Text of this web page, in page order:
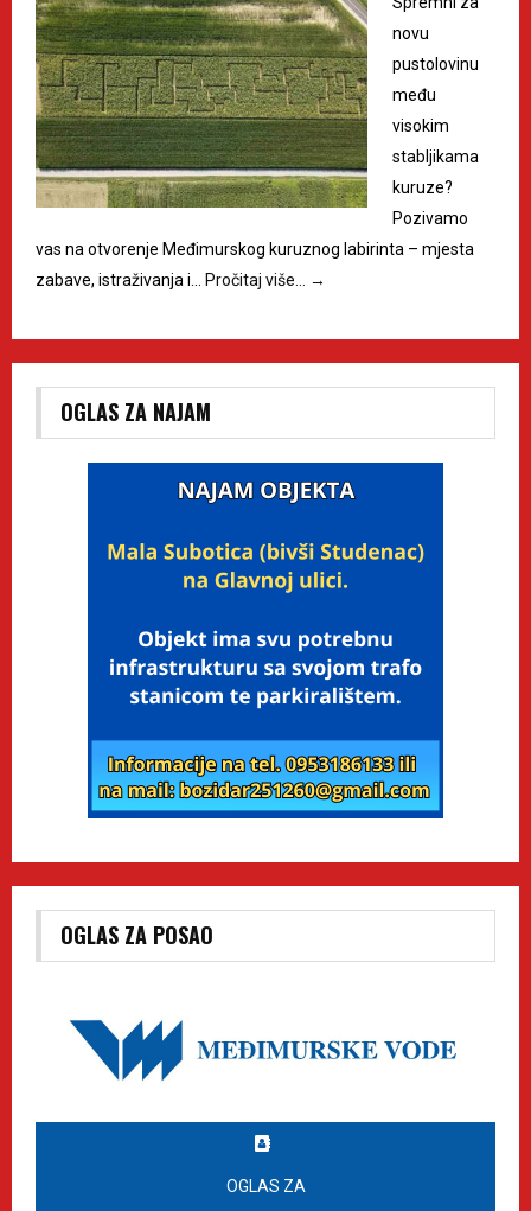
novu
pustolovinu
među
visokim
stabljikama
kuruze?
Pozivamo
vas na otvorenje Međimurskog kuruznog labirinta – mjesta
zabave, istraživanja i…
Pročitaj više… →
OGLAS ZA NAJAM
OGLAS ZA POSAO
OGLAS ZA